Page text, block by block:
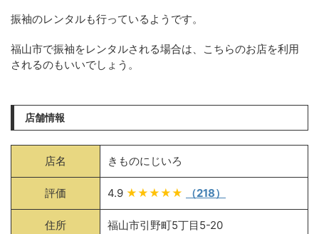
振袖のレンタルも行っているようです。
福山市で振袖をレンタルされる場合は、こちらのお店を利用
されるのもいいでしょう。
店舗情報
店名 きものにじいろ
評価 4.9 ★★★★★ （218）
住所 福山市引野町5丁目5-20